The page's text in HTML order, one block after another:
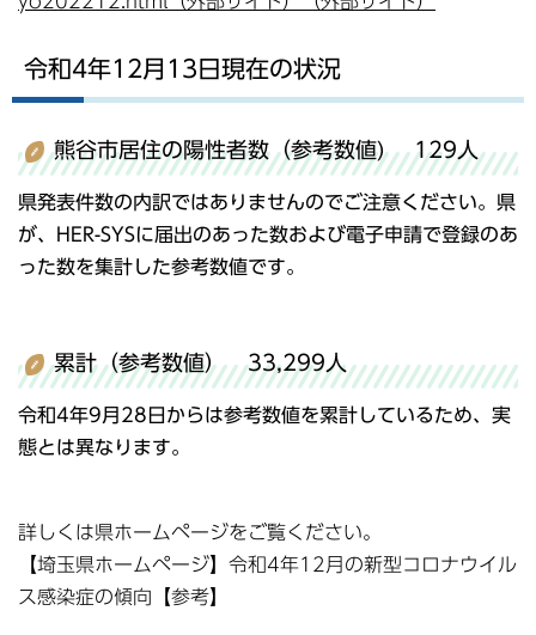
令和4年12月13日現在の状況
熊谷市居住の陽性者数（参考数値) 129人
県発表件数の内訳ではありませんのでご注意ください。県
が、HER-SYSに届出のあった数および電子申請で登録のあ
った数を集計した参考数値です。
累計（参考数値） 33,299人
令和4年9月28日からは参考数値を累計しているため、実
態とは異なります。
詳しくは県ホームページをご覧ください。
【埼玉県ホームページ】令和4年12月の新型コロナウイル
ス感染症の傾向【参考】